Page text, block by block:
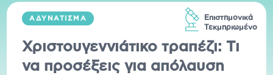
ΑΔΥΝΆΤΙΣΜΑ
Χριστουγεννιάτικο τραπέζι: Τι
να προσέξεις για απόλαυση
Επιστημονικά
Τεκμηριωμένο